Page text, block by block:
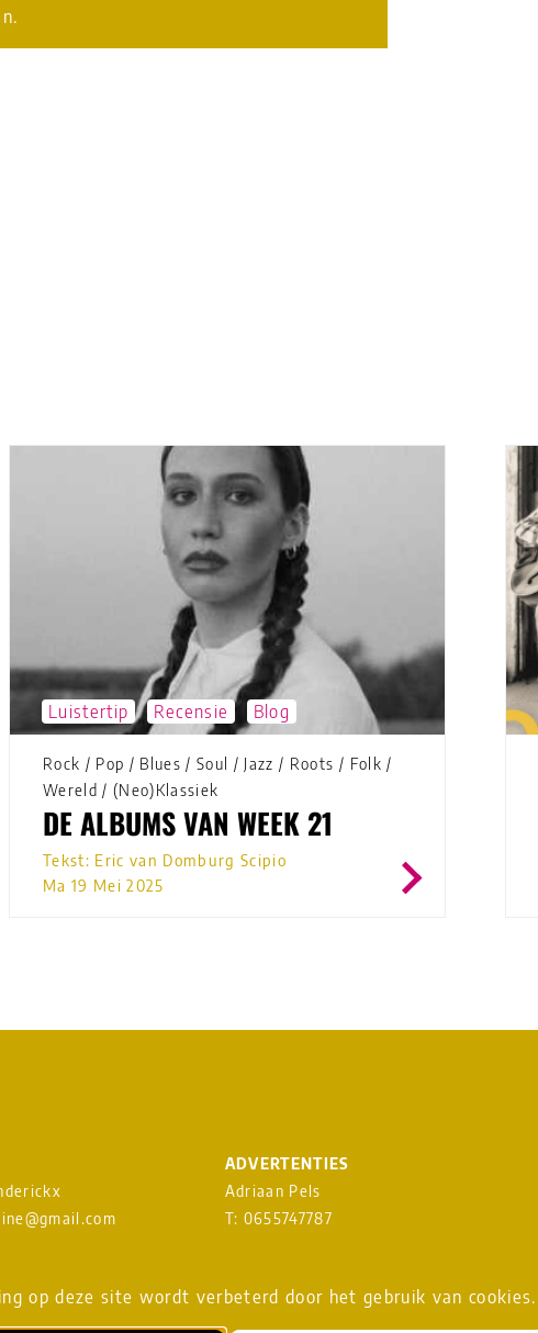
op deze site wordt verbeterd door het gebruik van cookies.
Luistertip Recensie Blog
Rock / Pop / Blues / Soul / Jazz / Roots / Folk /
Wereld / (Neo)Klassiek
DE ALBUMS VAN WEEK 21
Tekst: Eric van Domburg Scipio
Ma 19 Mei 2025
ADVERTENTIES
Adriaan Pels
T: 0655747787
DownloadMEDIAKAART